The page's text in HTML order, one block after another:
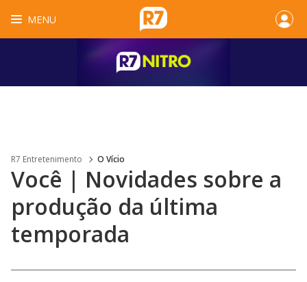
MENU
R7 Entretenimento O Vício
Você | Novidades sobre a
produção da última
temporada